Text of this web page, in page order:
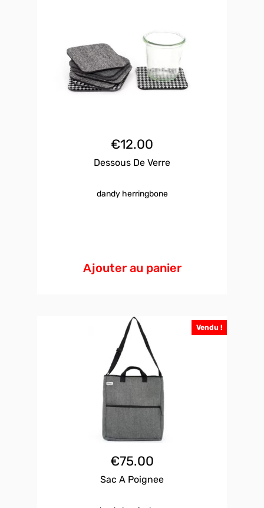
€12.00
Dessous De Verre
dandy herringbone
Ajouter au panier
Vendu !
€75.00
Sac A Poignee